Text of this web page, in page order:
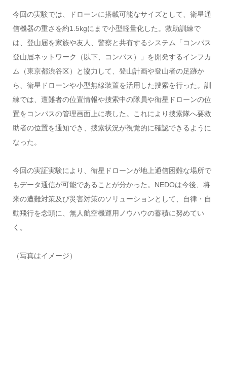
今回の実験では、ドローンに搭載可能なサイズとして、衛星通
信機器の重さを約1.5kgにまで小型軽量化した。救助訓練で
は、登山届を家族や友人、警察と共有するシステム「コンパス
登山届ネットワーク（以下、コンパス）」を開発するインフカ
ム（東京都渋谷区）と協力して、登山計画や登山者の足跡か
ら、衛星ドローンや小型無線装置を活用した捜索を行った。訓
練では、遭難者の位置情報や捜索中の隊員や衛星ドローンの位
置をコンパスの管理画面上に表した。これにより捜索隊へ要救
助者の位置を通知でき、捜索状況が視覚的に確認できるように
なった。
今回の実証実験により、衛星ドローンが地上通信困難な場所で
もデータ通信が可能であることが分かった。NEDOは今後、将
来の遭難対策及び災害対策のソリューションとして、自律・自
動飛行を念頭に、無人航空機運用ノウハウの蓄積に努めてい
く。
（写真はイメージ）